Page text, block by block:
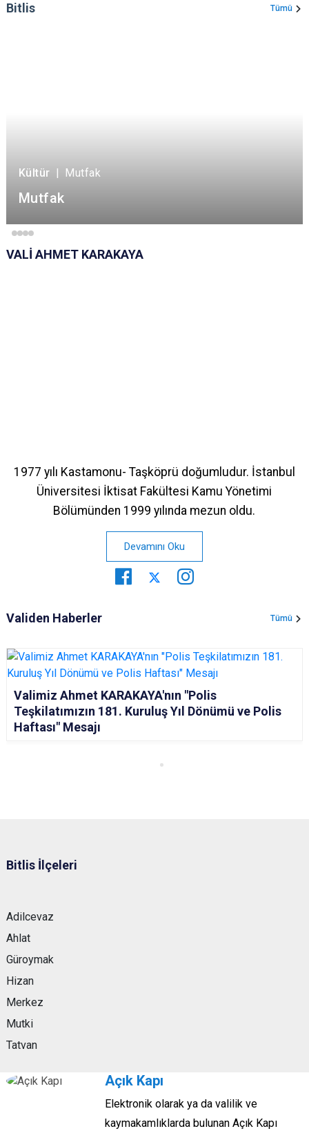
Bitlis Tümü
Kültür Mutfak
Mutfak
VALİ AHMET KARAKAYA
1977 yılı Kastamonu- Taşköprü doğumludur. İstanbul
Üniversitesi İktisat Fakültesi Kamu Yönetimi
Bölümünden 1999 yılında mezun oldu.
Devamını Oku
Validen Haberler Tümü
Valimiz Ahmet KARAKAYA'nın "Polis
Teşkilatımızın 181. Kuruluş Yıl Dönümü ve Polis
Haftası" Mesajı
Bitlis İlçeleri
Adilcevaz
Ahlat
Güroymak
Hizan
Merkez
Mutki
Tatvan
Açık Kapı
Elektronik olarak ya da valilik ve
kaymakamlıklarda bulunan Açık Kapı